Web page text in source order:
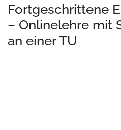
Fortgeschrittene
– Onlinelehre mit
an einer TU